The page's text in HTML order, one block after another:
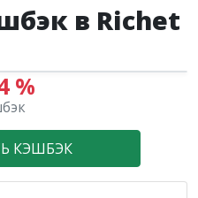
в Richet
%
КЭШБЭК